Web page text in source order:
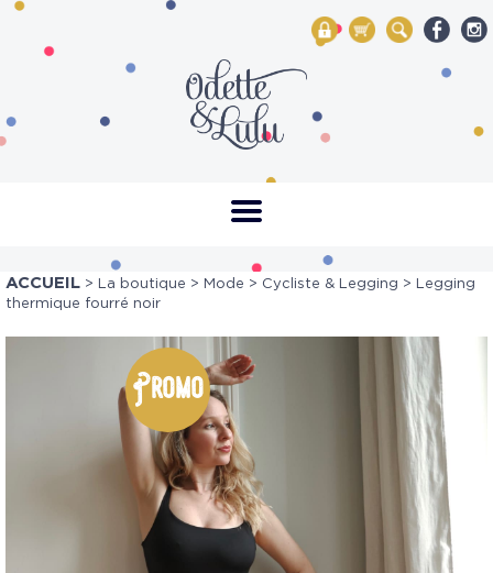
My Account
Mon panier
Rechercher
ACCUEIL > La boutique > Mode > Cycliste & Legging > Legging
thermique fourré noir
Promo